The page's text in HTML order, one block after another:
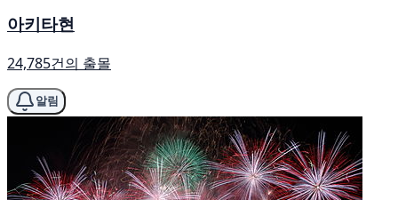
아키타현
24,785건의 출몰
알림